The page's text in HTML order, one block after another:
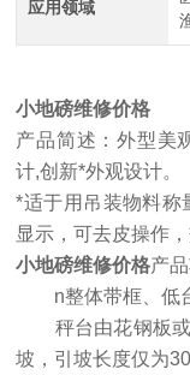
应用领域
小地磅维修价格
产品简述：外型美
计,创新*外观设计。
*适于用吊装物料称
显示，可去皮操作，
小地磅维修价格产品
n整体带框、低台
秤台由花钢板或
坡，引坡长度仅为